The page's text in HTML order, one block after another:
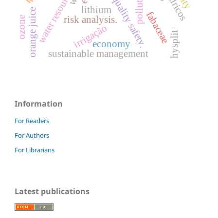
risk analysis.
water resourcesirrigaçãoeconomy fabaceae
sustainable management
orange juice
ozone
hysplit
lithium
Information
For Readers
For Authors
For Librarians
Latest publications